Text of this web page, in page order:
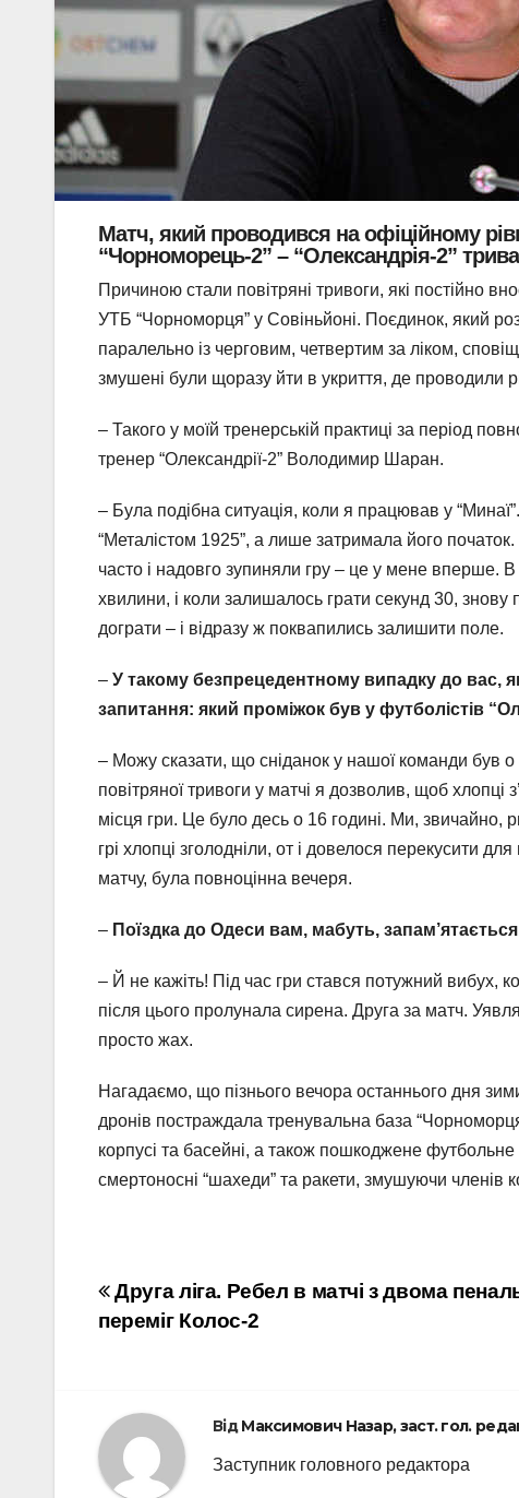
Матч, який проводився на офіційному
“Чорноморець-2” – “Олександрія-2”
Причиною стали повітряні тривоги, які постійно
УТБ “Чорноморця” у Совіньйоні. Поєдинок, який
паралельно із черговим, четвертим за ліком,
змушені були щоразу йти в укриття, де проводили
– Такого у моїй тренерській практиці за період
тренер “Олександрії-2” Володимир Шаран.
– Була подібна ситуація, коли я працював у
“Металістом 1925”, а лише затримала його
часто і надовго зупиняли гру – це у мене вперше.
хвилини, і коли залишалось грати секунд 30,
дограти – і відразу ж поквапились залишити поле.
– У такому безпрецедентному випадку до вас,
запитання: який проміжок був у футболістів
– Можу сказати, що сніданок у нашої команди був
повітряної тривоги у матчі я дозволив, щоб
місця гри. Це було десь о 16 годині. Ми, звичайно,
грі хлопці зголодніли, от і довелося перекусити
матчу, була повноцінна вечеря.
– Поїздка до Одеси вам, мабуть,
– Й не кажіть! Під час гри стався потужний вибух,
після цього пролунала сирена. Друга за матч.
просто жах.
Нагадаємо, що пізнього вечора останнього дня
дронів постраждала тренувальна база
корпусі та басейні, а також пошкоджене
смертоносні “шахеди” та ракети, змушуючи членів
Навігація
записів
Друга ліга. Ребел в матчі з двома
переміг Колос-2
ВідМаксимович Назар, заст. гол.
Заступник головного редактора